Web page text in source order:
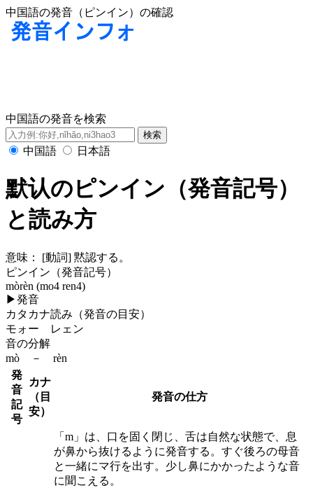
中国語の発音（ピンイン）の確認
中国語の発音を検索
中国語 日本語
默认のピンイン（発音記号）
と読み方
意味：
[動詞] 黙認する。
ピンイン（発音記号）
mòrèn (mo4 ren4)
▶発音
カタカナ読み（発音の目安）
モォー レェン
音の分解
mò － rèn
発
音
記
号
カナ
（目
安）
発音の仕方
「m」は、口を固く閉じ、舌は自然な状態で、息
が鼻から抜けるように発音する。すぐ後ろの母音
と一緒にマ行を出す。少し鼻にかかったような音
に聞こえる。